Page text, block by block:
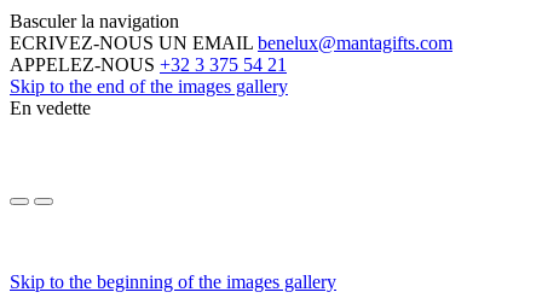
Basculer la navigation
ECRIVEZ-NOUS UN EMAIL benelux@mantagifts.com
APPELEZ-NOUS +32 3 375 54 21
Skip to the end of the images gallery
En vedette
Skip to the beginning of the images gallery